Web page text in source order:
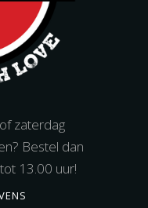
zaterdag
Bestel dan
13.00 uur!